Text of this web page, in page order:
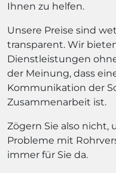
Ihnen zu helfen.
Unsere Preise sind
transparent. Wir
Dienstleistungen
der Meinung, dass
Kommunikation der
Zusammenarbeit ist.
Zögern Sie also nicht,
Probleme mit
immer für Sie da.